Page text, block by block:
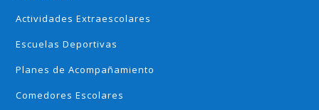
Actividades Extraescolares
Escuelas Deportivas
Planes de Acompañamiento
Comedores Escolares